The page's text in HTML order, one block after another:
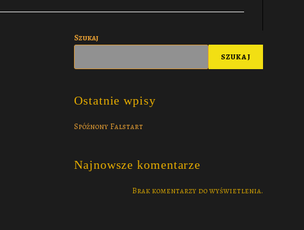
Szukaj
SZUKAJ
Ostatnie wpisy
Spóźnony Falstart
Najnowsze komentarze
Brak komentarzy do wyświetlenia.